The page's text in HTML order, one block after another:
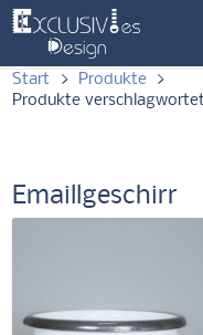
Start > Produkte
>
Produkte
Emaillgeschirr